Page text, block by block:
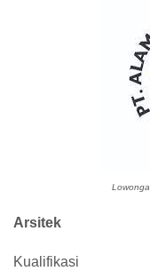
Arsitek
Kualifikasi